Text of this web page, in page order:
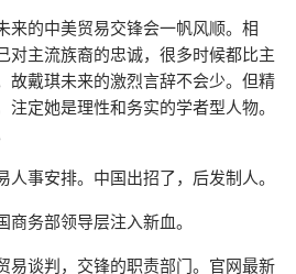
来的中美贸易交锋会一帆风顺。相
对主流族裔的忠诚，很多时候都比主
故戴琪未来的激烈言辞不会少。但精
定她是理性和务实的学者型人物。
事安排。中国出招了，后发制人。
务部领导层注入新血。
易谈判，交锋的职责部门。官网最新